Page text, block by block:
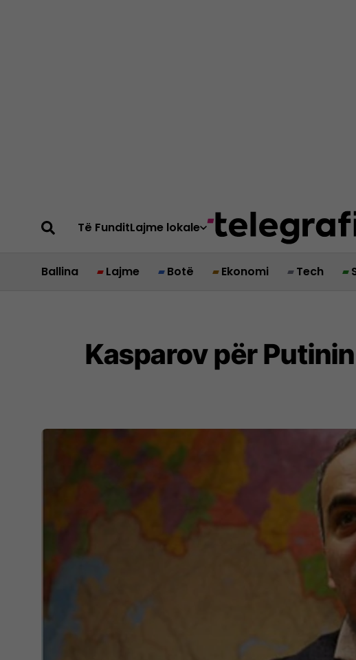
Të FunditLajme lokale
Ballina Lajme Botë Ekonomi Tech
Kasparov për